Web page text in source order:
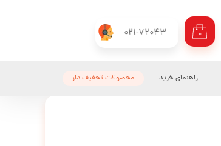
021-72043 ۰
محصولات تحفیف دار راهنمای خرید